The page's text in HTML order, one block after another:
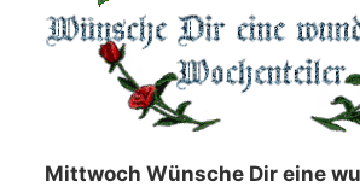
Mittwoch Wünsche Dir eine